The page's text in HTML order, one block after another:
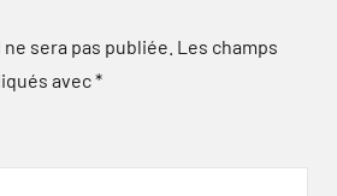
sera pas publiée. Les champs
avec*